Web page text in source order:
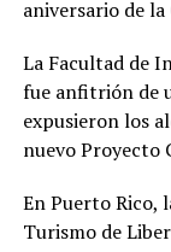
aniversario de
La Facultad de
fue anfitrión de
expusieron los
nuevo Proyecto
En Puerto Rico,
Turismo de